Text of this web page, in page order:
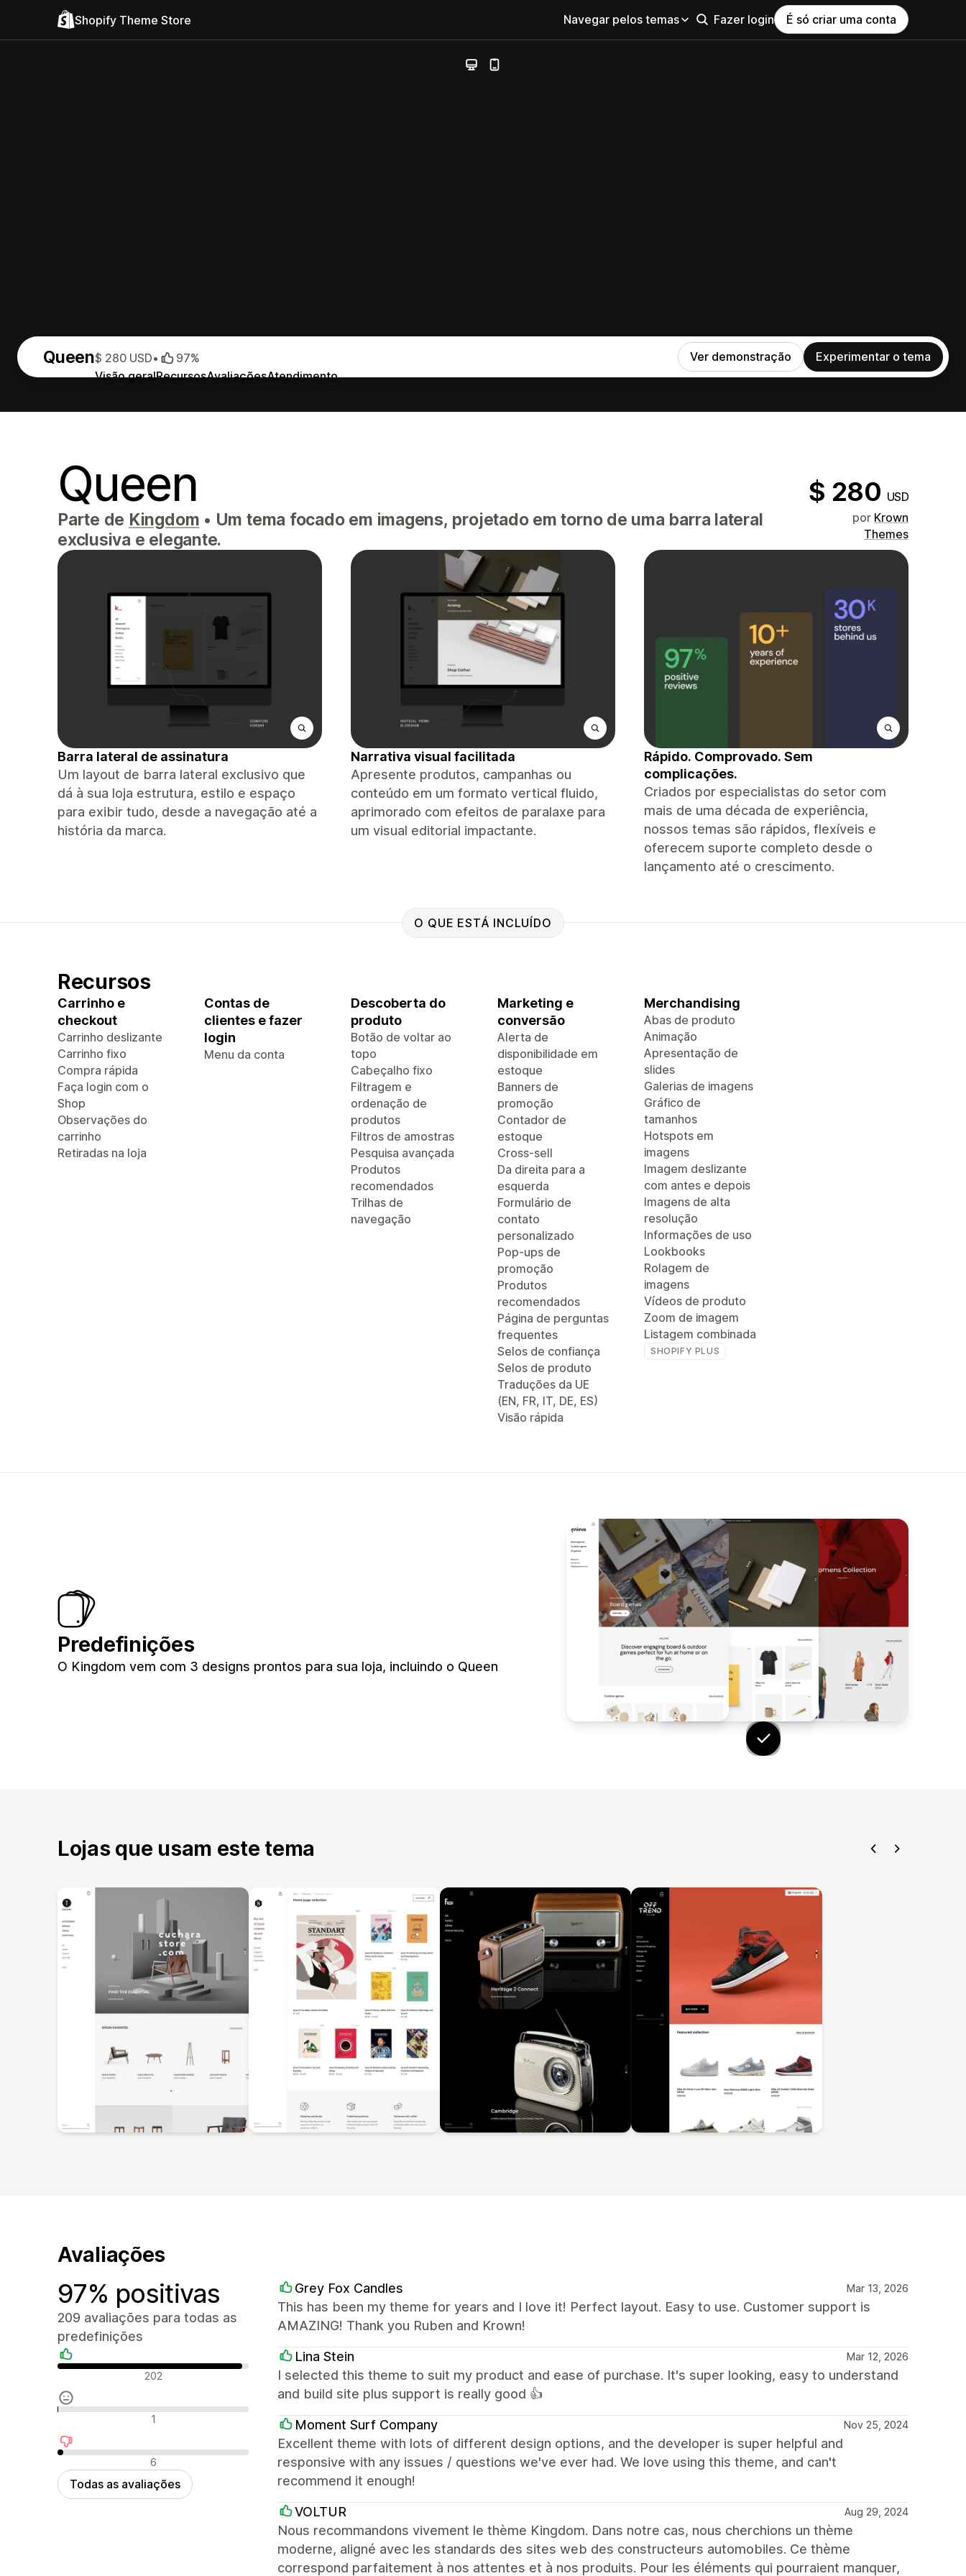
Shopify Theme Store Navegar pelos temas Fazer login É só criar uma conta
Queen
Visão geralRecursosAvaliaçõesAtendimento
$ 280 USD• 97% Ver demonstração Experimentar o tema
Queen $ 280 USD
Parte de Kingdom • Um tema focado em imagens, projetado em torno de uma barra lateral
exclusiva e elegante.
por Krown
Themes
Barra lateral de assinatura
Um layout de barra lateral exclusivo que
dá à sua loja estrutura, estilo e espaço
para exibir tudo, desde a navegação até a
história da marca.
Narrativa visual facilitada
Apresente produtos, campanhas ou
conteúdo em um formato vertical fluido,
aprimorado com efeitos de paralaxe para
um visual editorial impactante.
Rápido. Comprovado. Sem
complicações.
Criados por especialistas do setor com
mais de uma década de experiência,
nossos temas são rápidos, flexíveis e
oferecem suporte completo desde o
lançamento até o crescimento.
O QUE ESTÁ INCLUÍDO
Recursos
Carrinho e
checkout
Carrinho deslizante
Carrinho fixo
Compra rápida
Faça login com o
Shop
Observações do
carrinho
Retiradas na loja
Contas de
clientes e fazer
login
Menu da conta
Descoberta do
produto
Botão de voltar ao
topo
Cabeçalho fixo
Filtragem e
ordenação de
produtos
Filtros de amostras
Pesquisa avançada
Produtos
recomendados
Trilhas de
navegação
Marketing e
conversão
Alerta de
disponibilidade em
estoque
Banners de
promoção
Contador de
estoque
Cross-sell
Da direita para a
esquerda
Formulário de
contato
personalizado
Pop-ups de
promoção
Produtos
recomendados
Página de perguntas
frequentes
Selos de confiança
Selos de produto
Traduções da UE
(EN, FR, IT, DE, ES)
Visão rápida
Merchandising
Abas de produto
Animação
Apresentação de
slides
Galerias de imagens
Gráfico de
tamanhos
Hotspots em
imagens
Imagem deslizante
com antes e depois
Imagens de alta
resolução
Informações de uso
Lookbooks
Rolagem de
imagens
Vídeos de produto
Zoom de imagem
Listagem combinada
SHOPIFY PLUS
Predefinições
O Kingdom vem com 3 designs prontos para sua loja, incluindo o Queen
Lojas que usam este tema
Avaliações
97% positivas
209 avaliações para todas as
predefinições
Avaliações positivas
202
Avaliações neutras
1
Avaliações negativas
6
Todas as avaliações
Grey Fox Candles Mar 13, 2026
This has been my theme for years and I love it! Perfect layout. Easy to use. Customer support is
AMAZING! Thank you Ruben and Krown!
Lina Stein Mar 12, 2026
I selected this theme to suit my product and ease of purchase. It's super looking, easy to understand
and build site plus support is really good 👍
Moment Surf Company Nov 25, 2024
Excellent theme with lots of different design options, and the developer is super helpful and
responsive with any issues / questions we've ever had. We love using this theme, and can't
recommend it enough!
VOLTUR Aug 29, 2024
Nous recommandons vivement le thème Kingdom. Dans notre cas, nous cherchions un thème
moderne, aligné avec les standards des sites web des constructeurs automobiles. Ce thème
correspond parfaitement à nos attentes et à nos produits. Pour les éléments qui pourraient manquer,